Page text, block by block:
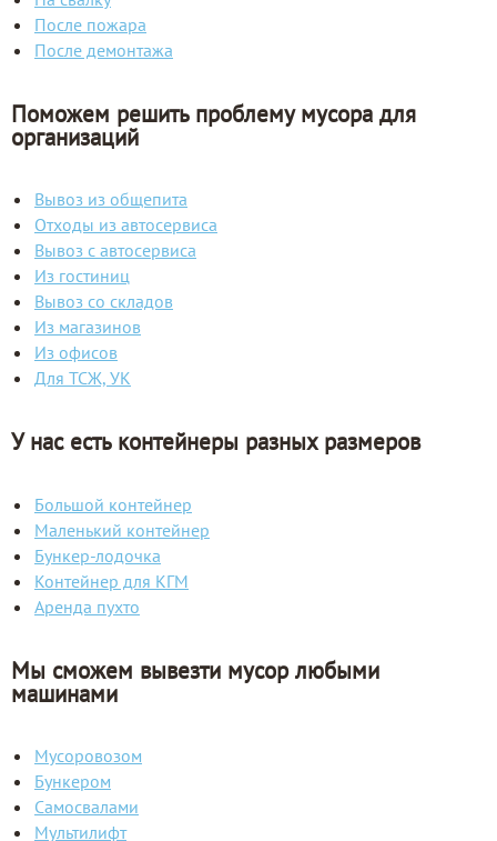
После пожара
После демонтажа
Поможем решить проблему мусора для
организаций
Вывоз из общепита
Отходы из автосервиса
Вывоз с автосервиса
Из гостиниц
Вывоз со складов
Из магазинов
Из офисов
Для ТСЖ, УК
У нас есть контейнеры разных размеров
Большой контейнер
Маленький контейнер
Бункер-лодочка
Контейнер для КГМ
Аренда пухто
Мы сможем вывезти мусор любыми
машинами
Мусоровозом
Бункером
Самосвалами
Мультилифт